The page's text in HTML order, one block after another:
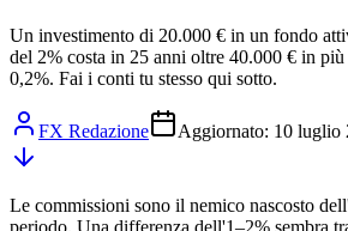
Un investimento di 20.000 € in un fondo
del 2% costa in 25 anni oltre 40.000 € in
0,2%. Fai i conti tu stesso qui sotto.
FX Redazione Aggiornato: 10 luglio
Le commissioni sono il nemico nascosto
periodo. Una differenza dell'1–2% sembra